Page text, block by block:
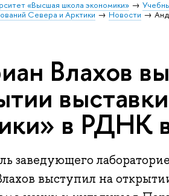
«Высшая школа экономики»
Севера и Арктики
Новости
Влахов
в РДНК
заведующего
выступил на